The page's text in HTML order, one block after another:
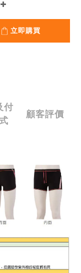
立即購買
付
顧客評價